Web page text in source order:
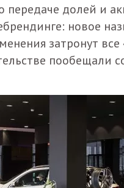
передаче долей и
новое
затронут
пообещали